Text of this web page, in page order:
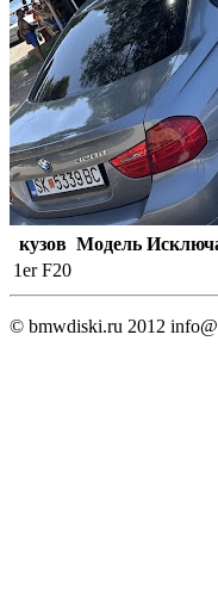
кузов Модель
1er F20
© bmwdiski.ru 2012